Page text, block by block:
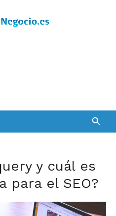
y cuál es
para el SEO?